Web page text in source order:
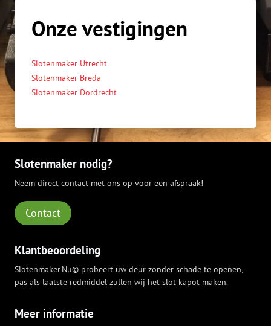
Onze vestigingen
Slotenmaker Utrecht
Slotenmaker Breda
Slotenmaker Dordrecht
Slotenmaker nodig?
Neem direct contact met ons op voor een afspraak!
Contact
Klantbeoordeling
Slotenmaker.Nu© probeert uw deur zonder schade te openen,
pas als laatste redmiddel zullen wij het slot kapot maken.
Meer informatie